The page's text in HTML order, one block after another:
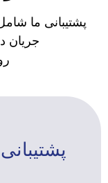
پشتیبانی ما
جریان